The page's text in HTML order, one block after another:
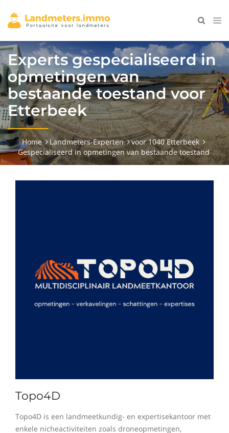
Experts gespecialiseerd in
opmetingen van
bestaande toestand voor
Etterbeek
Home Landmeters-Experten
voor 1040 Etterbeek
Gespecialiseerd in opmetingen van bestaande toestand
Topo4D
Topo4D is een landmeetkundig- en expertisekantoor met
enkele nicheactiviteiten zoals droneopmetingen,